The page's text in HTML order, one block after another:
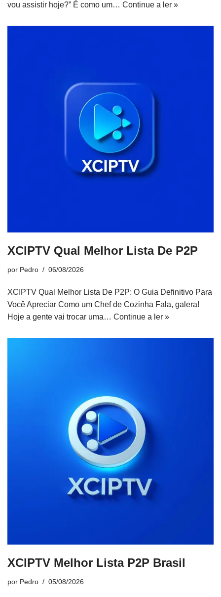
vou assistir hoje?” É como um… Continue a ler »
XCIPTV Qual Melhor Lista De P2P
por Pedro 06/08/2026
XCIPTV Qual Melhor Lista De P2P: O Guia Definitivo Para
Você Apreciar Como um Chef de Cozinha Fala, galera!
Hoje a gente vai trocar uma… Continue a ler »
XCIPTV Melhor Lista P2P Brasil
por Pedro 05/08/2026